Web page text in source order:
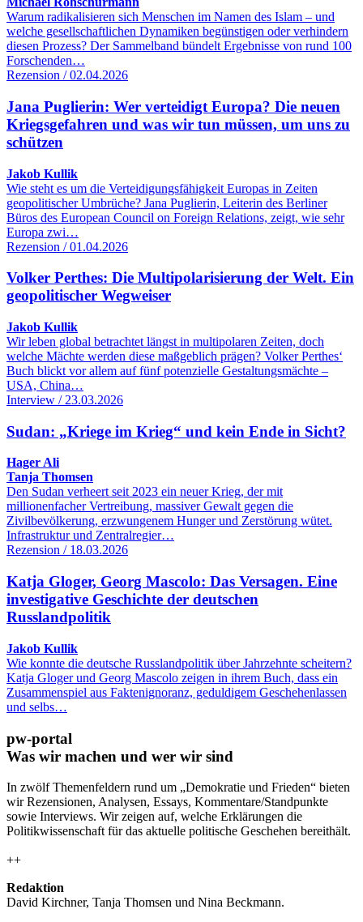
Warum radikalisieren sich Menschen im Namen des Islam – und
welche gesellschaftlichen Dynamiken begünstigen oder verhindern
diesen Prozess? Der Sammelband bündelt Ergebnisse von rund 100
Forschenden…
Rezension / 02.04.2026
Jana Puglierin: Wer verteidigt Europa? Die neuen
Kriegsgefahren und was wir tun müssen, um uns zu
schützen
Jakob Kullik
Wie steht es um die Verteidigungsfähigkeit Europas in Zeiten
geopolitischer Umbrüche? Jana Puglierin, Leiterin des Berliner
Büros des European Council on Foreign Relations, zeigt, wie sehr
Europa zwi…
Rezension / 01.04.2026
Volker Perthes: Die Multipolarisierung der Welt. Ein
geopolitischer Wegweiser
Jakob Kullik
Wir leben global betrachtet längst in multipolaren Zeiten, doch
welche Mächte werden diese maßgeblich prägen? Volker Perthes‘
Buch blickt vor allem auf fünf potenzielle Gestaltungsmächte –
USA, China…
Interview / 23.03.2026
Sudan: „Kriege im Krieg“ und kein Ende in Sicht?
Hager Ali
Tanja Thomsen
Den Sudan verheert seit 2023 ein neuer Krieg, der mit
millionenfacher Vertreibung, massiver Gewalt gegen die
Zivilbevölkerung, erzwungenem Hunger und Zerstörung wütet.
Infrastruktur und Zentralregier…
Rezension / 18.03.2026
Katja Gloger, Georg Mascolo: Das Versagen. Eine
investigative Geschichte der deutschen
Russlandpolitik
Jakob Kullik
Wie konnte die deutsche Russlandpolitik über Jahrzehnte scheitern?
Katja Gloger und Georg Mascolo zeigen in ihrem Buch, dass ein
Zusammenspiel aus Faktenignoranz, geduldigem Geschehenlassen
und selbs…
pw-portal
Was wir machen und wer wir sind
In zwölf Themenfeldern rund um „Demokratie und Frieden“ bieten
wir Rezensionen, Analysen, Essays, Kommentare/Standpunkte
sowie Interviews. Wir zeigen auf, welche Erklärungen die
Politikwissenschaft für das aktuelle politische Geschehen bereithält.
++
Redaktion
David Kirchner, Tanja Thomsen und Nina Beckmann.